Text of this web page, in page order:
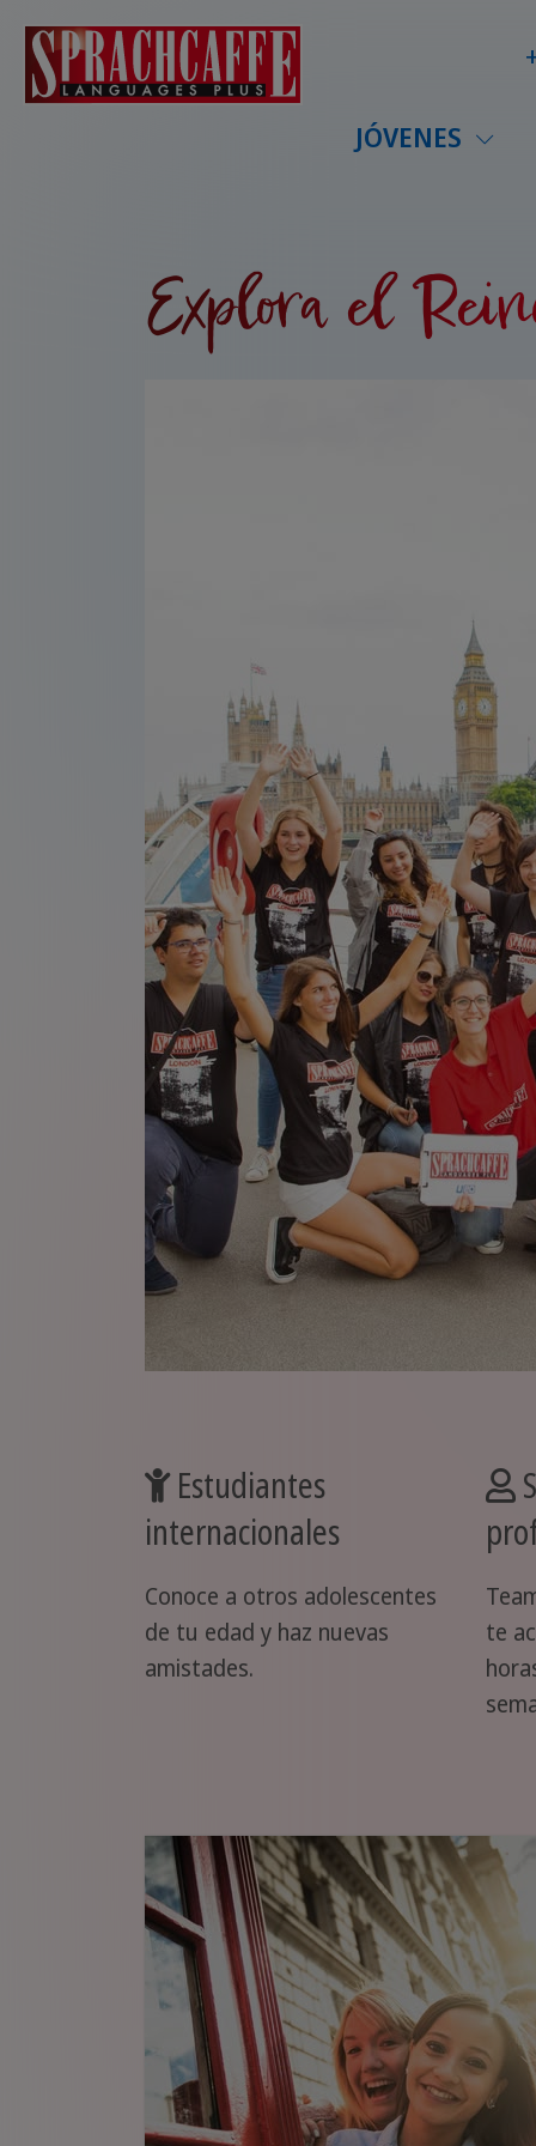
JÓVENES
Explora el
Estudiantes
internacionales
Conoce a otros adolescentes
de tu edad y haz nuevas
amistades.
te